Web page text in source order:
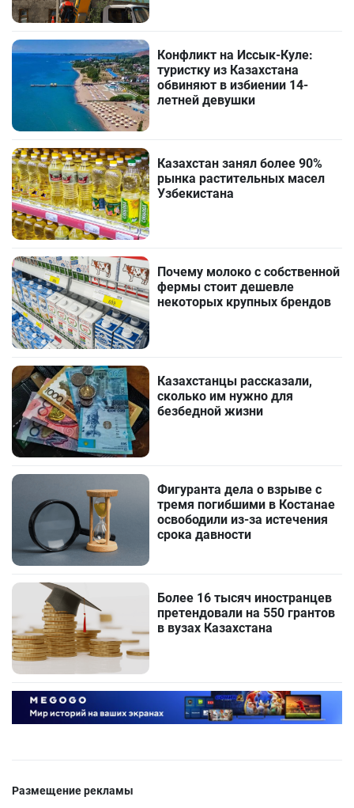
Конфликт на Иссык-Куле:
туристку из Казахстана
обвиняют в избиении 14-
летней девушки
Казахстан занял более 90%
рынка растительных масел
Узбекистана
Почему молоко с собственной
фермы стоит дешевле
некоторых крупных брендов
Казахстанцы рассказали,
сколько им нужно для
безбедной жизни
Фигуранта дела о взрыве с
тремя погибшими в Костанае
освободили из-за истечения
срока давности
Более 16 тысяч иностранцев
претендовали на 550 грантов
в вузах Казахстана
Размещение рекламы